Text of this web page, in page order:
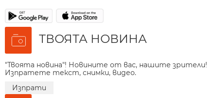
ТВОЯТА НОВИНА
"Твоята новина"! Новините от вас, нашите зрители!
Изпратете текст, снимки, видео.
Изпрати